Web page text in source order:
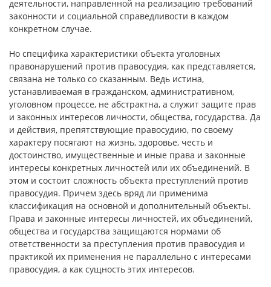
деятельности, направленной на реализацию требований
законности и социальной справедливости в каждом
конкретном случае.
Но специфика характеристики объекта уголовных
правонарушений против правосудия, как представляется,
связана не только со сказанным. Ведь истина,
устанавливаемая в гражданском, административном,
уголовном процессе, не абстрактна, а служит защите прав
и законных интересов личности, общества, государства. Да
и действия, препятствующие правосудию, по своему
характеру посягают на жизнь, здоровье, честь и
достоинство, имущественные и иные права и законные
интересы конкретных личностей или их объединений. В
этом и состоит сложность объекта преступлений против
правосудия. Причем здесь вряд ли применима
классификация на основной и дополнительный объекты.
Права и законные интересы личностей, их объединений,
общества и государства защищаются нормами об
ответственности за преступления против правосудия и
практикой их применения не параллельно с интересами
правосудия, а как сущность этих интересов.